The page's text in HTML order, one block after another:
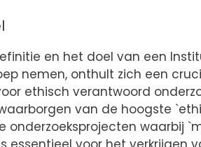
en het doel van een
nemen, onthult zich een
ethisch verantwoord
van de hoogste
onderzoeksprojecten waarbij